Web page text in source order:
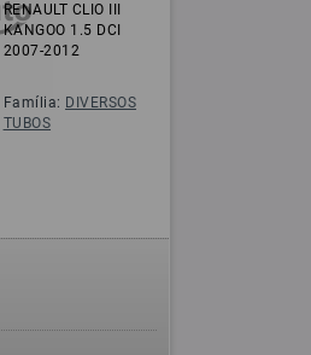
RENAULT CLIO III
KANGOO 1.5 DCI
2007-2012
Família: DIVERSOS
TUBOS